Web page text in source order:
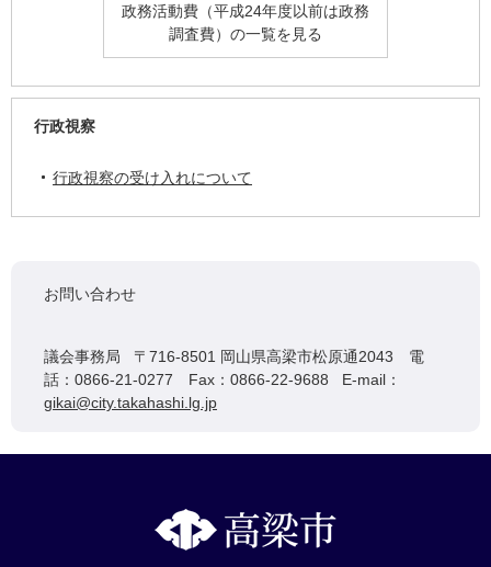
政務活動費（平成24年度以前は政務
調査費）の一覧を見る
行政視察
行政視察の受け入れについて
お問い合わせ
議会事務局 〒716-8501 岡山県高梁市松原通2043 電
話：0866-21-0277 Fax：0866-22-9688 E-mail：
gikai@city.takahashi.lg.jp